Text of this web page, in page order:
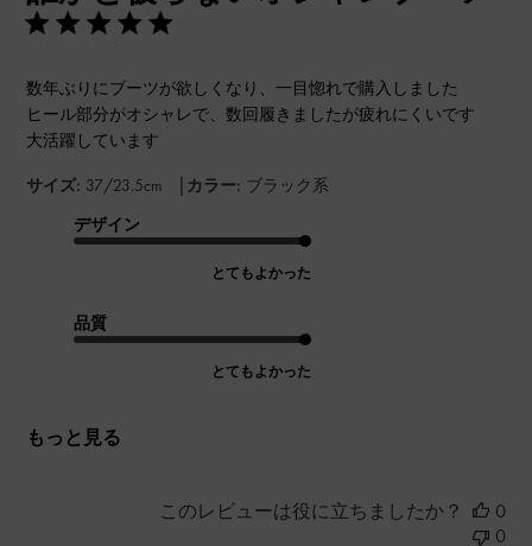
数年ぶりにブーツが欲しくなり、一目惚れで購入しました
ヒール部分がオシャレで、数回履きましたが疲れにくいです
大活躍しています
サイズ: 37/23.5cm | カラー: ブラック系
デザイン
とてもよかった
品質
とてもよかった
もっと見る
このレビューは役に立ちましたか？
0
0